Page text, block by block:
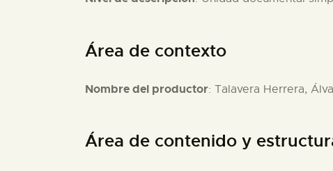
Área de contexto
Nombre del productor: Talavera Herrera,
Área de contenido y